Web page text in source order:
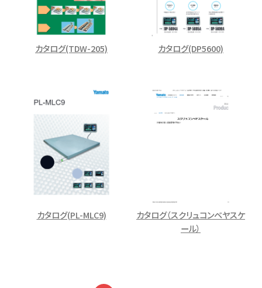
カタログ(TDW-205) カタログ(DP5600)
カタログ(PL-MLC9)
カタログ（スクリュコンベヤスケ
ール）